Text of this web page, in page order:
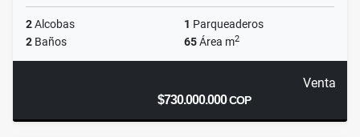
2Alcobas 1 Parqueaderos
2 Baños 65Área m2
Venta
$730.000.000COP